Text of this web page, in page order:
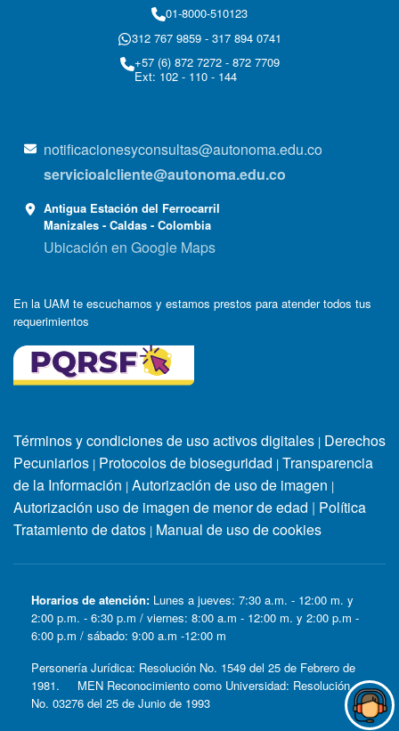
01-8000-510123
312 767 9859 - 317 894 0741
+57 (6) 872 7272 - 872 7709
Ext: 102 - 110 - 144
notificacionesyconsultas@autonoma.edu.co
servicioalcliente@autonoma.edu.co
Antigua Estación del Ferrocarril
Manizales - Caldas - Colombia
Ubicación en Google Maps
En la UAM te escuchamos y estamos prestos para atender todos tus
requerimientos
Términos y condiciones de uso activos digitales | Derechos
Pecuniarios | Protocolos de bioseguridad | Transparencia
de la Información | Autorización de uso de imagen |
Autorización uso de imagen de menor de edad | Política
Tratamiento de datos | Manual de uso de cookies
Horarios de atención: Lunes a jueves: 7:30 a.m. - 12:00 m. y
2:00 p.m. - 6:30 p.m / viernes: 8:00 a.m - 12:00 m. y 2:00 p.m -
6:00 p.m / sábado: 9:00 a.m -12:00 m
Personería Jurídica: Resolución No. 1549 del 25 de Febrero de
1981. MEN Reconocimiento como Universidad: Resolución
No. 03276 del 25 de Junio de 1993